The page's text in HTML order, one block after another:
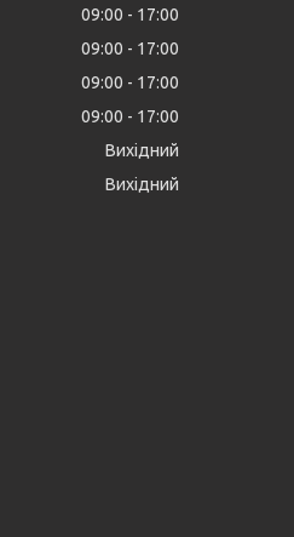
09:00
17:00
09:00
17:00
09:00
17:00
09:00
17:00
Вихідний
Вихідний